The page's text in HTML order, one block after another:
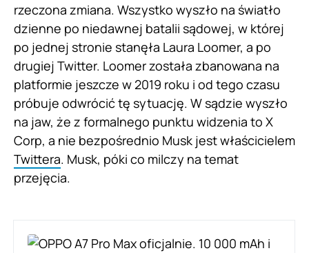
rzeczona zmiana. Wszystko wyszło na światło
dzienne po niedawnej batalii sądowej, w której
po jednej stronie stanęła Laura Loomer, a po
drugiej Twitter. Loomer została zbanowana na
platformie jeszcze w 2019 roku i od tego czasu
próbuje odwrócić tę sytuację. W sądzie wyszło
na jaw, że z formalnego punktu widzenia to X
Corp, a nie bezpośrednio Musk jest właścicielem
Twittera. Musk, póki co milczy na temat
przejęcia.